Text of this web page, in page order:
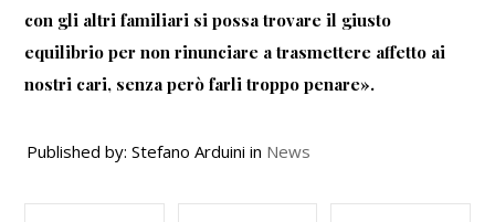
con gli altri familiari si possa trovare il giusto
equilibrio per non rinunciare a trasmettere affetto ai
nostri cari, senza però farli troppo penare».
Published by: Stefano Arduini in News